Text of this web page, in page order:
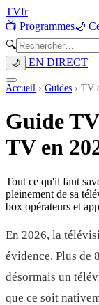
TVfr
📺 Programmes🌙
🔍
🌙 EN DIRECT
Accueil › Guides › TV
Guide
TV en
Tout ce qu'il faut
pleinement de sa
box opérateurs et
En 2026, la
évidence. Plus de
désormais un
que ce soit